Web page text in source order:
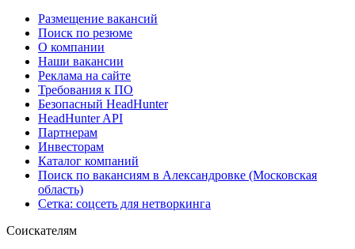
Размещение вакансий
Поиск по резюме
О компании
Наши вакансии
Реклама на сайте
Требования к ПО
Безопасный HeadHunter
HeadHunter API
Партнерам
Инвесторам
Каталог компаний
Поиск по вакансиям в Александровке (Московская
область)
Сетка: соцсеть для нетворкинга
Соискателям